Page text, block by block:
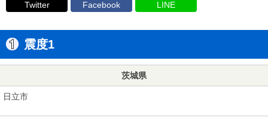
Twitter Facebook LINE
震度1
茨城県
日立市